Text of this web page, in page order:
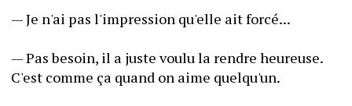
— Je n'ai pas l'impression qu'elle ait forcé...
— Pas besoin, il a juste voulu la rendre heureuse.
C'est comme ça quand on aime quelqu'un.